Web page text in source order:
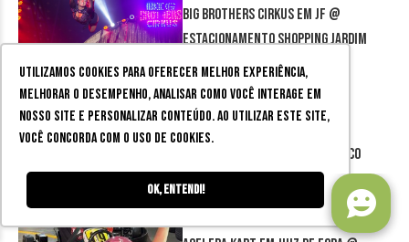
Utilizamos cookies para oferecer melhor experiência,
melhorar o desempenho, analisar como você interage em
nosso site e personalizar conteúdo. Ao utilizar este site,
você concorda com o uso de cookies.
Ok, entendi!
Big Brothers Cirkus em JF @
estacionamento Shopping Jardim
Norte
Publieditorial
Descubra tudo o que você
encontrará no parque aquático
Áurias Park
Entretenimento